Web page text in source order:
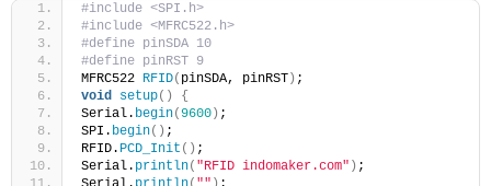
#include <SPI.h>
#include <MFRC522.h>
#define pinSDA 10
#define pinRST 9
MFRC522 RFID( pinSDA, pinRST ) ;
void setup()
{
Serial. begin(9600 ) ;
SPI. begin() ;
RFID. PCD_Init () ;
Serial. println( "RFID indomaker.com" ) ;